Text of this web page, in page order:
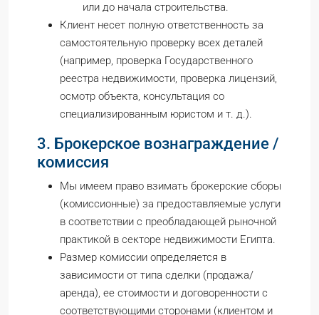
или до начала строительства.
Клиент несет полную ответственность за
самостоятельную проверку всех деталей
(например, проверка Государственного
реестра недвижимости, проверка лицензий,
осмотр объекта, консультация со
специализированным юристом и т. д.).
3. Брокерское вознаграждение /
комиссия
Мы имеем право взимать брокерские сборы
(комиссионные) за предоставляемые услуги
в соответствии с преобладающей рыночной
практикой в секторе недвижимости Египта.
Размер комиссии определяется в
зависимости от типа сделки (продажа/
аренда), ее стоимости и договоренности с
соответствующими сторонами (клиентом и